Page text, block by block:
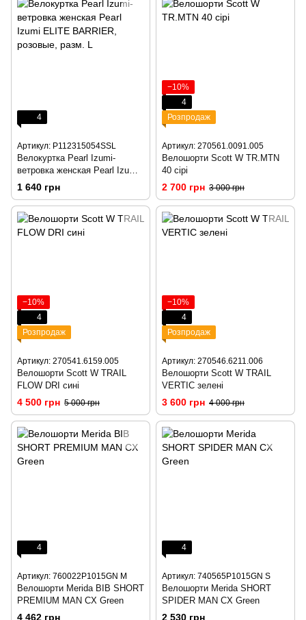
4
Артикул: P112315054SSL
Велокуртка Pearl Izumi-
ветровка женская Pearl Izumi
ELITE BARRIER, розовые,
1 640 грн
−10%
4
Розпродаж
Артикул: 270561.0091.005
Велошорти Scott W TR.MTN
40 сірі
2 700 грн 3 000 грн
−10%
4
Розпродаж
Артикул: 270541.6159.005
Велошорти Scott W TRAIL
FLOW DRI сині
4 500 грн 5 000 грн
−10%
4
Розпродаж
Артикул: 270546.6211.006
Велошорти Scott W TRAIL
VERTIC зелені
3 600 грн 4 000 грн
4
Артикул: 760022P1015GN M
Велошорти Merida BIB SHORT
PREMIUM MAN CX Green
4 462 грн
4
Артикул: 740565P1015GN S
Велошорти Merida SHORT
SPIDER MAN CX Green
2 530 грн